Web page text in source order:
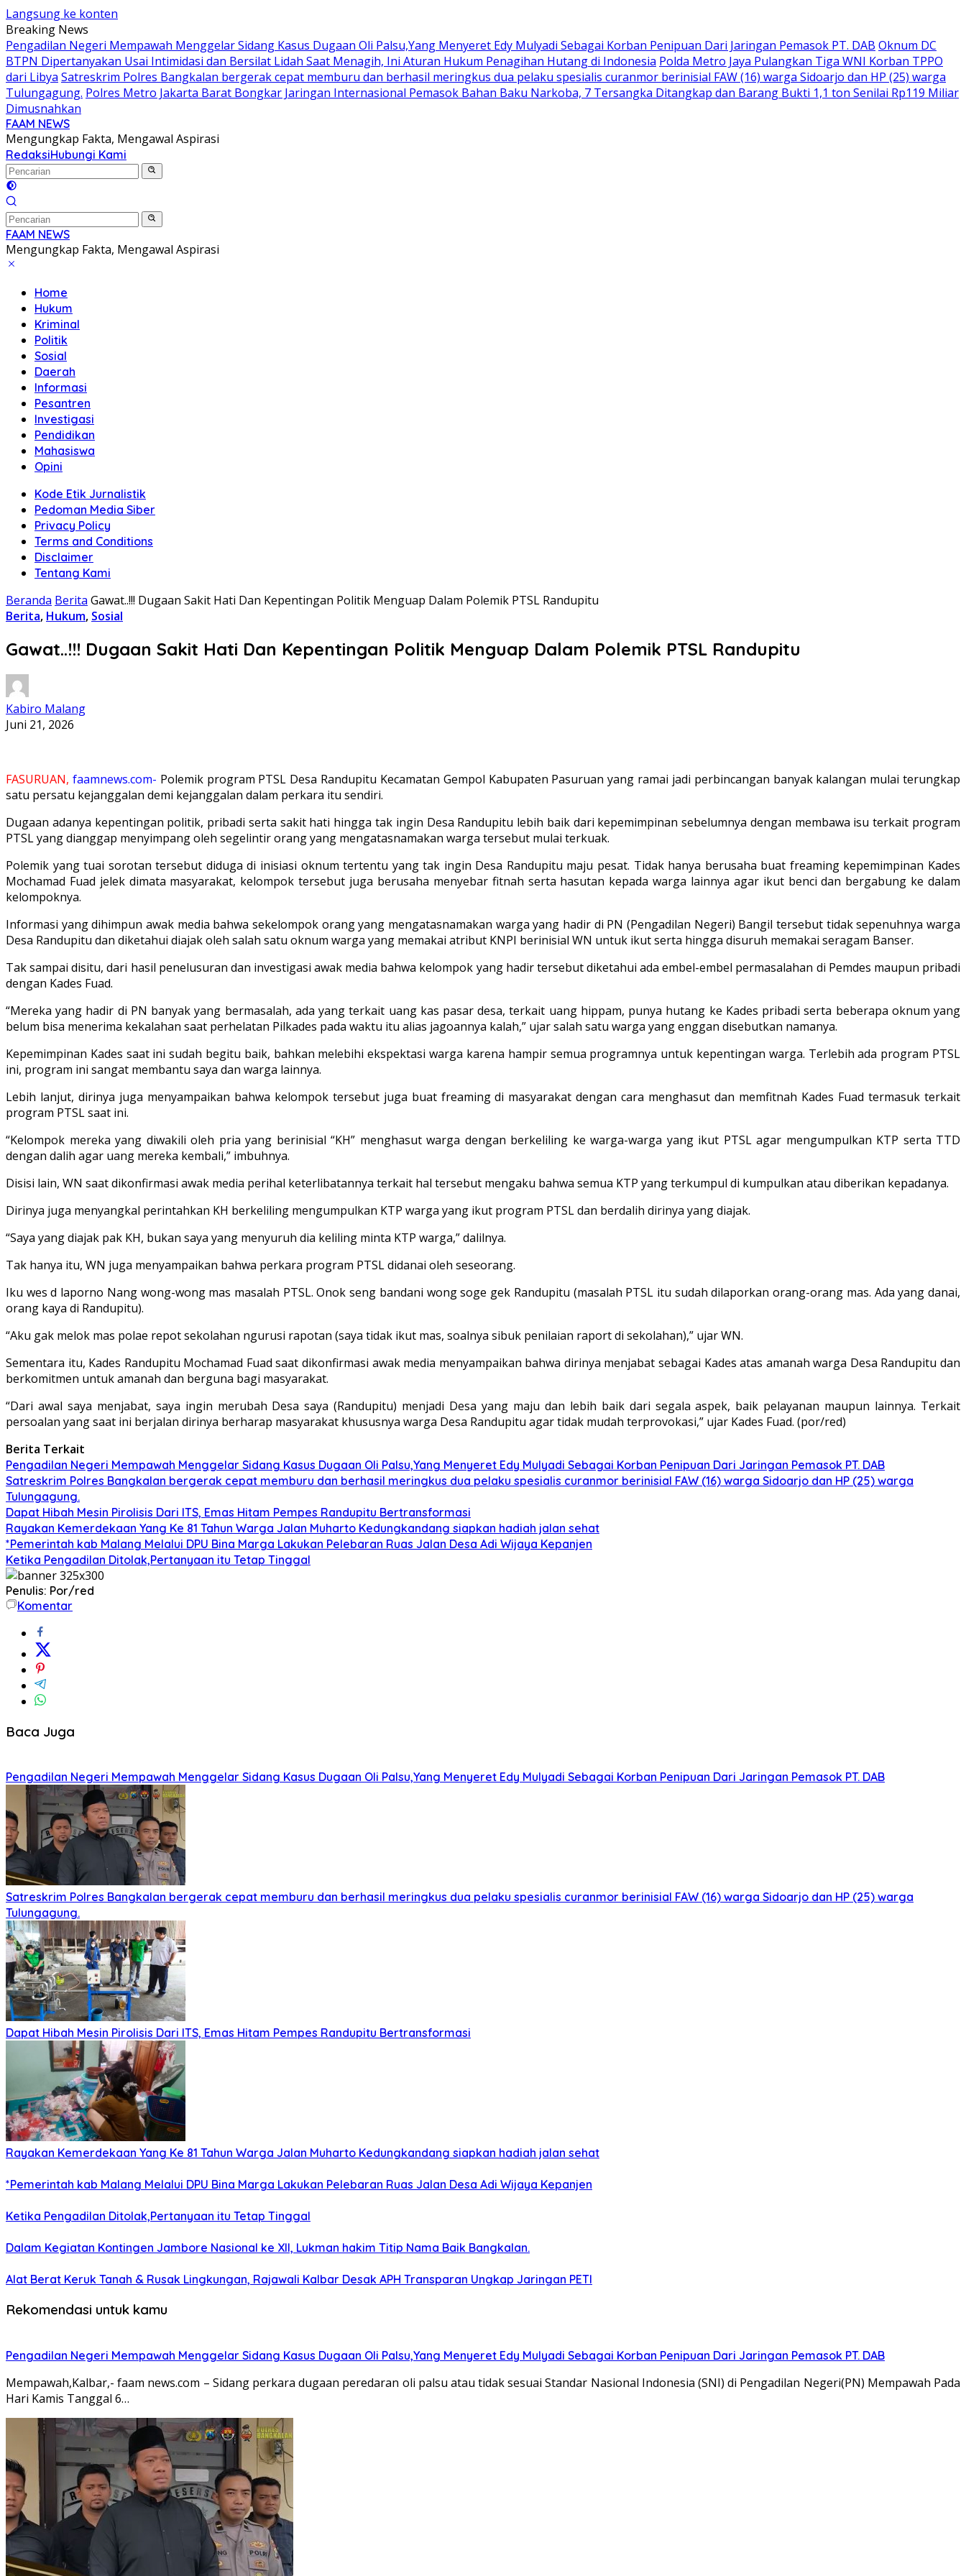
Langsung ke konten
Breaking News
Pengadilan Negeri Mempawah Menggelar Sidang Kasus Dugaan Oli Palsu,Yang Menyeret Edy Mulyadi Sebagai Korban Penipuan Dari Jaringan Pemasok PT. DAB Oknum DC
BTPN Dipertanyakan Usai Intimidasi dan Bersilat Lidah Saat Menagih, Ini Aturan Hukum Penagihan Hutang di Indonesia Polda Metro Jaya Pulangkan Tiga WNI Korban TPPO
dari Libya Satreskrim Polres Bangkalan bergerak cepat memburu dan berhasil meringkus dua pelaku spesialis curanmor berinisial FAW (16) warga Sidoarjo dan HP (25) warga
Tulungagung. Polres Metro Jakarta Barat Bongkar Jaringan Internasional Pemasok Bahan Baku Narkoba, 7 Tersangka Ditangkap dan Barang Bukti 1,1 ton Senilai Rp119 Miliar
Dimusnahkan
FAAM NEWS
Mengungkap Fakta, Mengawal Aspirasi
RedaksiHubungi Kami
FAAM NEWS
Mengungkap Fakta, Mengawal Aspirasi
Home
Hukum
Kriminal
Politik
Sosial
Daerah
Informasi
Pesantren
Investigasi
Pendidikan
Mahasiswa
Opini
Kode Etik Jurnalistik
Pedoman Media Siber
Privacy Policy
Terms and Conditions
Disclaimer
Tentang Kami
Beranda Berita Gawat..!!! Dugaan Sakit Hati Dan Kepentingan Politik Menguap Dalam Polemik PTSL Randupitu
Berita, Hukum, Sosial
Gawat..!!! Dugaan Sakit Hati Dan Kepentingan Politik Menguap Dalam Polemik PTSL Randupitu
Kabiro Malang
Juni 21, 2026
FASURUAN, faamnews.com- Polemik program PTSL Desa Randupitu Kecamatan Gempol Kabupaten Pasuruan yang ramai jadi perbincangan banyak kalangan mulai terungkap
satu persatu kejanggalan demi kejanggalan dalam perkara itu sendiri.
Dugaan adanya kepentingan politik, pribadi serta sakit hati hingga tak ingin Desa Randupitu lebih baik dari kepemimpinan sebelumnya dengan membawa isu terkait program
PTSL yang dianggap menyimpang oleh segelintir orang yang mengatasnamakan warga tersebut mulai terkuak.
Polemik yang tuai sorotan tersebut diduga di inisiasi oknum tertentu yang tak ingin Desa Randupitu maju pesat. Tidak hanya berusaha buat freaming kepemimpinan Kades
Mochamad Fuad jelek dimata masyarakat, kelompok tersebut juga berusaha menyebar fitnah serta hasutan kepada warga lainnya agar ikut benci dan bergabung ke dalam
kelompoknya.
Informasi yang dihimpun awak media bahwa sekelompok orang yang mengatasnamakan warga yang hadir di PN (Pengadilan Negeri) Bangil tersebut tidak sepenuhnya warga
Desa Randupitu dan diketahui diajak oleh salah satu oknum warga yang memakai atribut KNPI berinisial WN untuk ikut serta hingga disuruh memakai seragam Banser.
Tak sampai disitu, dari hasil penelusuran dan investigasi awak media bahwa kelompok yang hadir tersebut diketahui ada embel-embel permasalahan di Pemdes maupun pribadi
dengan Kades Fuad.
“Mereka yang hadir di PN banyak yang bermasalah, ada yang terkait uang kas pasar desa, terkait uang hippam, punya hutang ke Kades pribadi serta beberapa oknum yang
belum bisa menerima kekalahan saat perhelatan Pilkades pada waktu itu alias jagoannya kalah,” ujar salah satu warga yang enggan disebutkan namanya.
Kepemimpinan Kades saat ini sudah begitu baik, bahkan melebihi ekspektasi warga karena hampir semua programnya untuk kepentingan warga. Terlebih ada program PTSL
ini, program ini sangat membantu saya dan warga lainnya.
Lebih lanjut, dirinya juga menyampaikan bahwa kelompok tersebut juga buat freaming di masyarakat dengan cara menghasut dan memfitnah Kades Fuad termasuk terkait
program PTSL saat ini.
“Kelompok mereka yang diwakili oleh pria yang berinisial “KH” menghasut warga dengan berkeliling ke warga-warga yang ikut PTSL agar mengumpulkan KTP serta TTD
dengan dalih agar uang mereka kembali,” imbuhnya.
Disisi lain, WN saat dikonfirmasi awak media perihal keterlibatannya terkait hal tersebut mengaku bahwa semua KTP yang terkumpul di kumpulkan atau diberikan kepadanya.
Dirinya juga menyangkal perintahkan KH berkeliling mengumpulkan KTP warga yang ikut program PTSL dan berdalih dirinya yang diajak.
“Saya yang diajak pak KH, bukan saya yang menyuruh dia keliling minta KTP warga,” dalilnya.
Tak hanya itu, WN juga menyampaikan bahwa perkara program PTSL didanai oleh seseorang.
Iku wes d laporno Nang wong-wong mas masalah PTSL. Onok seng bandani wong soge gek Randupitu (masalah PTSL itu sudah dilaporkan orang-orang mas. Ada yang danai,
orang kaya di Randupitu).
“Aku gak melok mas polae repot sekolahan ngurusi rapotan (saya tidak ikut mas, soalnya sibuk penilaian raport di sekolahan),” ujar WN.
Sementara itu, Kades Randupitu Mochamad Fuad saat dikonfirmasi awak media menyampaikan bahwa dirinya menjabat sebagai Kades atas amanah warga Desa Randupitu dan
berkomitmen untuk amanah dan berguna bagi masyarakat.
“Dari awal saya menjabat, saya ingin merubah Desa saya (Randupitu) menjadi Desa yang maju dan lebih baik dari segala aspek, baik pelayanan maupun lainnya. Terkait
persoalan yang saat ini berjalan dirinya berharap masyarakat khususnya warga Desa Randupitu agar tidak mudah terprovokasi,” ujar Kades Fuad. (por/red)
Berita Terkait
Pengadilan Negeri Mempawah Menggelar Sidang Kasus Dugaan Oli Palsu,Yang Menyeret Edy Mulyadi Sebagai Korban Penipuan Dari Jaringan Pemasok PT. DAB
Satreskrim Polres Bangkalan bergerak cepat memburu dan berhasil meringkus dua pelaku spesialis curanmor berinisial FAW (16) warga Sidoarjo dan HP (25) warga
Tulungagung.
Dapat Hibah Mesin Pirolisis Dari ITS, Emas Hitam Pempes Randupitu Bertransformasi
Rayakan Kemerdekaan Yang Ke 81 Tahun Warga Jalan Muharto Kedungkandang siapkan hadiah jalan sehat
*Pemerintah kab Malang Melalui DPU Bina Marga Lakukan Pelebaran Ruas Jalan Desa Adi Wijaya Kepanjen
Ketika Pengadilan Ditolak,Pertanyaan itu Tetap Tinggal
Penulis: Por/red
Komentar
Baca Juga
Pengadilan Negeri Mempawah Menggelar Sidang Kasus Dugaan Oli Palsu,Yang Menyeret Edy Mulyadi Sebagai Korban Penipuan Dari Jaringan Pemasok PT. DAB
Satreskrim Polres Bangkalan bergerak cepat memburu dan berhasil meringkus dua pelaku spesialis curanmor berinisial FAW (16) warga Sidoarjo dan HP (25) warga
Tulungagung.
Dapat Hibah Mesin Pirolisis Dari ITS, Emas Hitam Pempes Randupitu Bertransformasi
Rayakan Kemerdekaan Yang Ke 81 Tahun Warga Jalan Muharto Kedungkandang siapkan hadiah jalan sehat
*Pemerintah kab Malang Melalui DPU Bina Marga Lakukan Pelebaran Ruas Jalan Desa Adi Wijaya Kepanjen
Ketika Pengadilan Ditolak,Pertanyaan itu Tetap Tinggal
Dalam Kegiatan Kontingen Jambore Nasional ke XII, Lukman hakim Titip Nama Baik Bangkalan.
Alat Berat Keruk Tanah & Rusak Lingkungan, Rajawali Kalbar Desak APH Transparan Ungkap Jaringan PETI
Rekomendasi untuk kamu
Pengadilan Negeri Mempawah Menggelar Sidang Kasus Dugaan Oli Palsu,Yang Menyeret Edy Mulyadi Sebagai Korban Penipuan Dari Jaringan Pemasok PT. DAB
Mempawah,Kalbar,- faam news.com – Sidang perkara dugaan peredaran oli palsu atau tidak sesuai Standar Nasional Indonesia (SNI) di Pengadilan Negeri(PN) Mempawah Pada
Hari Kamis Tanggal 6…